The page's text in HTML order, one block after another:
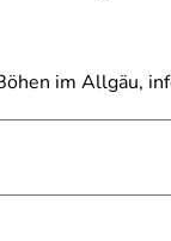
im Allgäu,